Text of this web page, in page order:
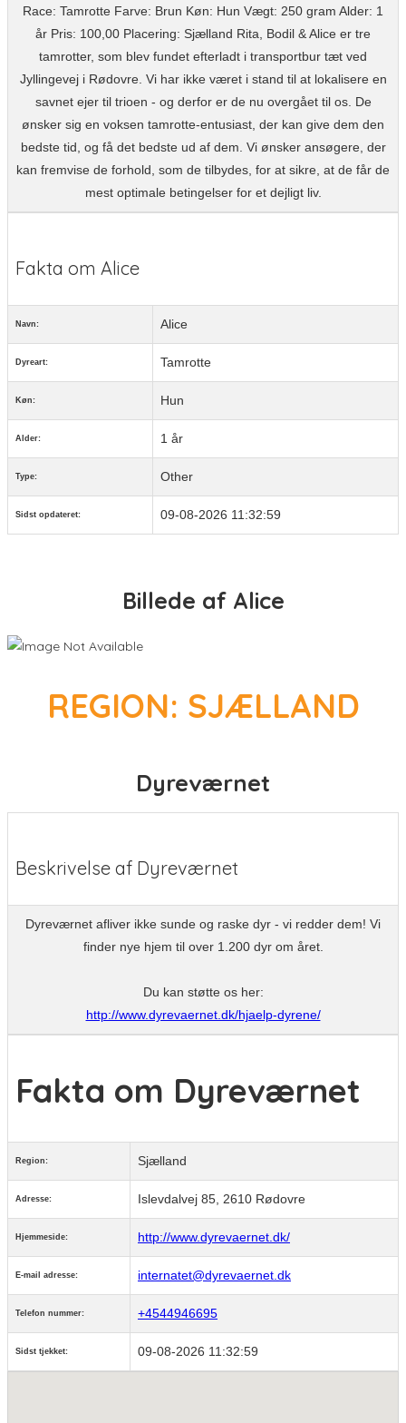
Race: Tamrotte Farve: Brun Køn: Hun Vægt: 250 gram Alder: 1
år Pris: 100,00 Placering: Sjælland Rita, Bodil & Alice er tre
tamrotter, som blev fundet efterladt i transportbur tæt ved
Jyllingevej i Rødovre. Vi har ikke været i stand til at lokalisere en
savnet ejer til trioen - og derfor er de nu overgået til os. De
ønsker sig en voksen tamrotte-entusiast, der kan give dem den
bedste tid, og få det bedste ud af dem. Vi ønsker ansøgere, der
kan fremvise de forhold, som de tilbydes, for at sikre, at de får de
mest optimale betingelser for et dejligt liv.
Fakta om Alice
Navn: Alice
Dyreart: Tamrotte
Køn: Hun
Alder: 1 år
Type: Other
Sidst opdateret: 09-08-2026 11:32:59
Billede af Alice
REGION: SJÆLLAND
Dyreværnet
Beskrivelse af Dyreværnet
Dyreværnet afliver ikke sunde og raske dyr - vi redder dem! Vi
finder nye hjem til over 1.200 dyr om året.
Du kan støtte os her:
http://www.dyrevaernet.dk/hjaelp-dyrene/
Fakta om Dyreværnet
Region: Sjælland
Adresse: Islevdalvej 85, 2610 Rødovre
Hjemmeside: http://www.dyrevaernet.dk/
E-mail adresse: internatet@dyrevaernet.dk
Telefon nummer: +4544946695
Sidst tjekket: 09-08-2026 11:32:59